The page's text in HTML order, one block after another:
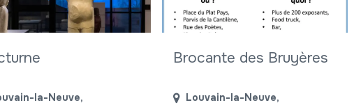
la-Neuve,
Brocante des Bruyères
Louvain-la-Neuve,